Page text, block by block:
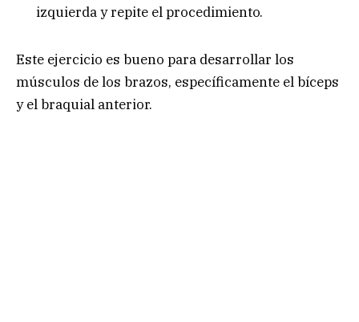
izquierda y repite el procedimiento.
Este ejercicio es bueno para desarrollar los
músculos de los brazos, específicamente el bíceps
y el braquial anterior.